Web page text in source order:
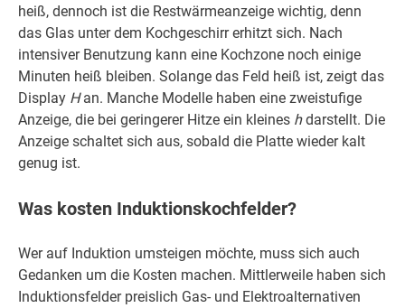
heiß, dennoch ist die Restwärmeanzeige wichtig, denn
das Glas unter dem Kochgeschirr erhitzt sich. Nach
intensiver Benutzung kann eine Kochzone noch einige
Minuten heiß bleiben. Solange das Feld heiß ist, zeigt das
Display Han. Manche Modelle haben eine zweistufige
Anzeige, die bei geringerer Hitze ein kleines hdarstellt. Die
Anzeige schaltet sich aus, sobald die Platte wieder kalt
genug ist.
Was kosten Induktionskochfelder?
Wer auf Induktion umsteigen möchte, muss sich auch
Gedanken um die Kosten machen. Mittlerweile haben sich
Induktionsfelder preislich Gas- und Elektroalternativen